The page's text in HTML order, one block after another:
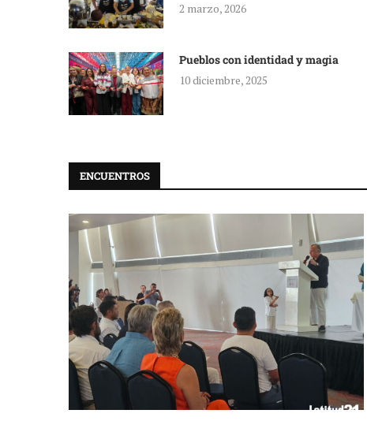
2 marzo, 2026
Pueblos con identidad y magia
10 diciembre, 2025
ENCUENTROS